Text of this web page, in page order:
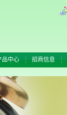
品中心 招商信息